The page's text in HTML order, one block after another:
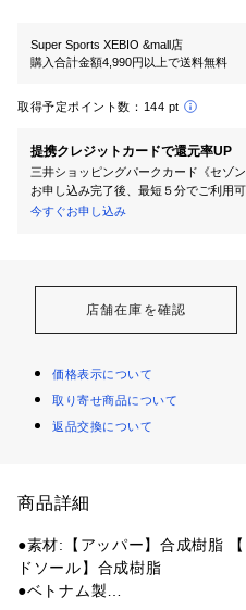
Super Sports XEBIO &mall店
購入合計金額4,990円以上で送料無料
取得予定ポイント数： 144 pt
提携クレジットカードで還元率UP
三井ショッピングパークカード《セゾ
お申し込み完了後、最短５分でご利用可
今すぐお申し込み
店舗在庫を確認
価格表示について
取り寄せ商品について
返品交換について
商品詳細
●素材:【アッパー】合成樹脂
ドソール】合成樹脂
●ベトナム製